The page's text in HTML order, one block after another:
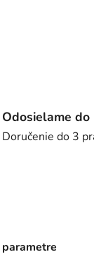
Odosielame do
Doručenie do 3